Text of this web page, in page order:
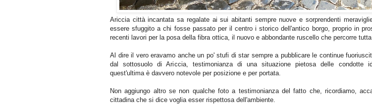
Ariccia città incantata sa regalate ai sui abitanti sempre nuove e sorprendenti
essere sfuggito a chi fosse passato per il centro i storico dell'antico borgo, proprio in
recenti lavori per la posa della fibra ottica, il nuovo e abbondante ruscello che percorre tutta
Al dire il vero eravamo anche un po' stufi di star sempre a pubblicare le continue
dal sottosuolo di Ariccia, testimonianza di una situazione pietosa delle condotte
quest'ultima è davvero notevole per posizione e per portata.
Non aggiungo altro se non qualche foto a testimonianza del fatto che, ricordiamo,
cittadina che si dice voglia esser rispettosa dell'ambiente.